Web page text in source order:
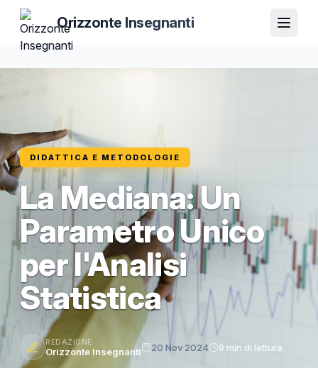
Orizzonte Insegnanti
DIDATTICA E METODOLOGIE
La Mediana: Un
Parametro Unico
per l'Analisi
Statistica
REDAZIONE
Orizzonte Insegnanti 20 Nov 2024 9 min di lettura